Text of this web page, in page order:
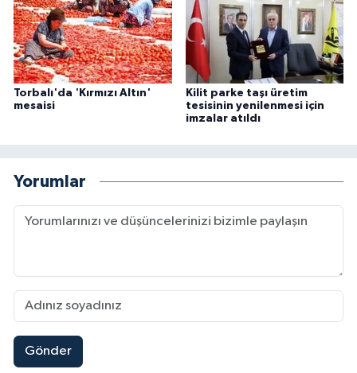
Torbalı'da 'Kırmızı Altın'
mesaisi
Kilit parke taşı üretim
tesisinin yenilenmesi için
imzalar atıldı
Yorumlar
Gönder